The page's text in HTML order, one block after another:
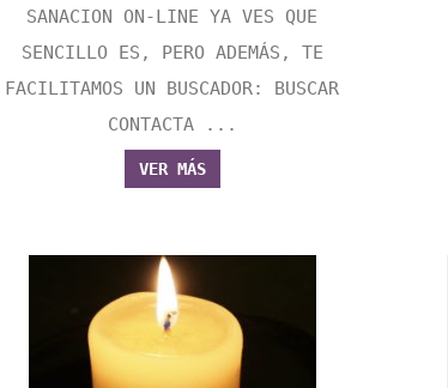
SANACION ON-LINE YA VES QUE
SENCILLO ES, PERO ADEMÁS, TE
FACILITAMOS UN BUSCADOR: BUSCAR
CONTACTA ...
VER MÁS